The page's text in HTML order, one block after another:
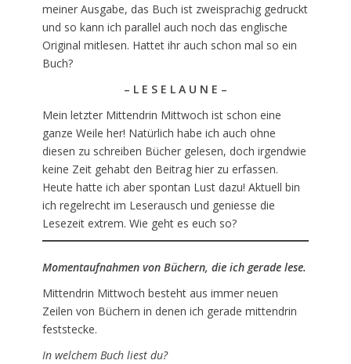
meiner Ausgabe, das Buch ist zweisprachig gedruckt
und so kann ich parallel auch noch das englische
Original mitlesen. Hattet ihr auch schon mal so ein
Buch?
– L E S E L A U N E –
Mein letzter Mittendrin Mittwoch ist schon eine
ganze Weile her! Natürlich habe ich auch ohne
diesen zu schreiben Bücher gelesen, doch irgendwie
keine Zeit gehabt den Beitrag hier zu erfassen.
Heute hatte ich aber spontan Lust dazu! Aktuell bin
ich regelrecht im Leserausch und geniesse die
Lesezeit extrem. Wie geht es euch so?
Momentaufnahmen von Büchern, die ich gerade lese.
Mittendrin Mittwoch besteht aus immer neuen
Zeilen von Büchern in denen ich gerade mittendrin
feststecke.
In welchem Buch liest du?